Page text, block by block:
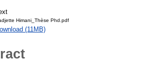
Himani_Thèse Phd.pdf
(11MB)